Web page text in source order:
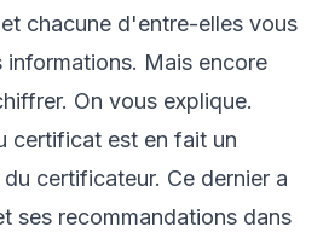
chacune d'entre-elles vous
informations. Mais encore
On vous explique.
certificat est en fait un
certificateur. Ce dernier a
ses recommandations dans